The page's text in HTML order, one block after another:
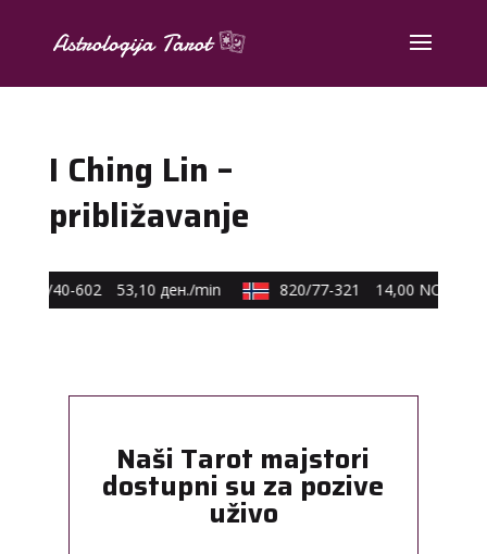
I Ching Lin –
približavanje
0590/40-602 53,10 ден./min 820/77-321 14,00 NOK/min
Naši Tarot majstori
dostupni su za pozive
uživo